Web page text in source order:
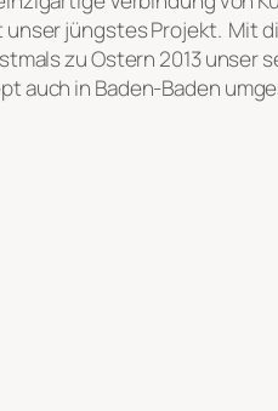
unser jüngstes Projekt. Mit
zu Ostern 2013 unser
auch in Baden-Baden